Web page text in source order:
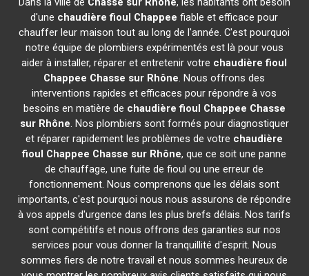
d'une chaudière fioul Chappee fiable et efficace pour
chauffer leur maison tout au long de l'année. C'est pourquoi
notre équipe de plombiers expérimentés est là pour vous
aider à installer, réparer et entretenir votre chaudière fioul
Chappee Chasse sur Rhône. Nous offrons des
interventions rapides et efficaces pour répondre à vos
besoins en matière de chaudière fioul Chappee Chasse
sur Rhône. Nos plombiers sont formés pour diagnostiquer
et réparer rapidement les problèmes de votre chaudière
fioul Chappee Chasse sur Rhône, que ce soit une panne
de chauffage, une fuite de fioul ou une erreur de
fonctionnement. Nous comprenons que les délais sont
importants, c'est pourquoi nous nous assurons de répondre
à vos appels d'urgence dans les plus brefs délais. Nos tarifs
sont compétitifs et nous offrons des garanties sur nos
services pour vous donner la tranquillité d'esprit. Nous
sommes fiers de notre travail et nous sommes heureux de